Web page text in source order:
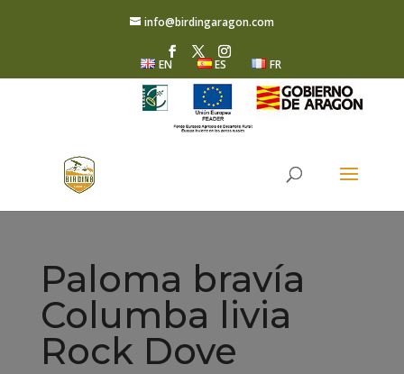
info@birdingaragon.com
EN ES FR
Paloma bravía
Columba livia
Rock Dove